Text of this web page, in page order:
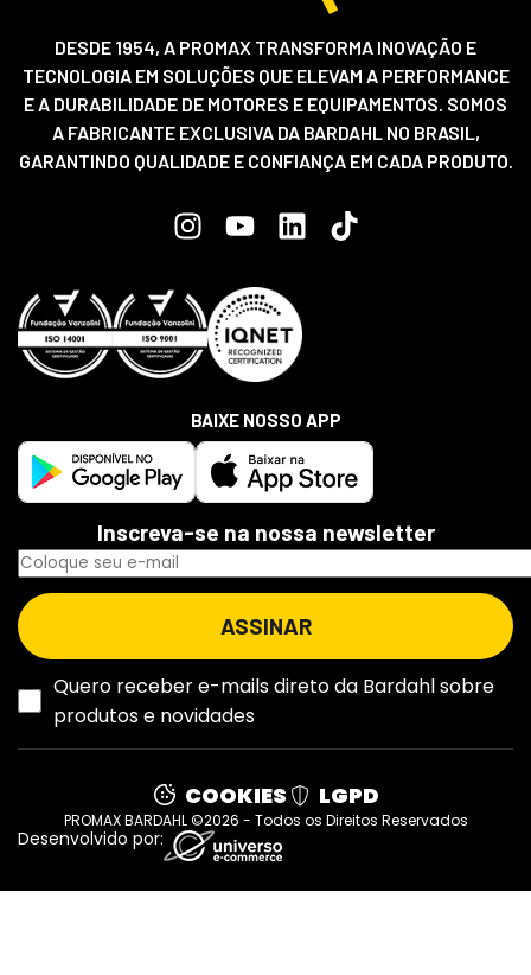
DESDE 1954, A PROMAX TRANSFORMA INOVAÇÃO E
TECNOLOGIA EM SOLUÇÕES QUE ELEVAM A PERFORMANCE
E A DURABILIDADE DE MOTORES E EQUIPAMENTOS. SOMOS
A FABRICANTE EXCLUSIVA DA BARDAHL NO BRASIL,
GARANTINDO QUALIDADE E CONFIANÇA EM CADA PRODUTO.
Inscreva-se na nossa newsletter
Quero receber e-mails direto da Bardahl sobre
produtos e novidades
BAIXE NOSSO APP
COOKIES LGPD
PROMAX BARDAHL ©2026 - Todos os Direitos Reservados
Desenvolvido por: